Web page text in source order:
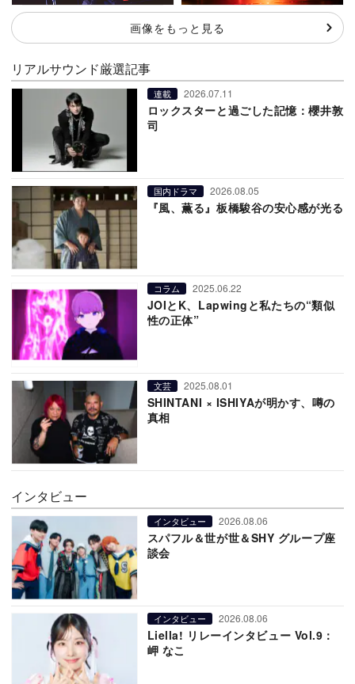
画像をもっと見る
リアルサウンド厳選記事
連載 2026.07.11
ロックスターと過ごした記憶：櫻井敦
司
国内ドラマ 2026.08.05
『風、薫る』板橋駿谷の安心感が光る
コラム 2025.06.22
JOIとK、Lapwingと私たちの“類似
性の正体”
文芸 2025.08.01
SHINTANI × ISHIYAが明かす、噂の
真相
インタビュー
インタビュー 2026.08.06
スパフル＆世が世＆SHY グループ座
談会
インタビュー 2026.08.06
Liella! リレーインタビュー Vol.9：
岬 なこ